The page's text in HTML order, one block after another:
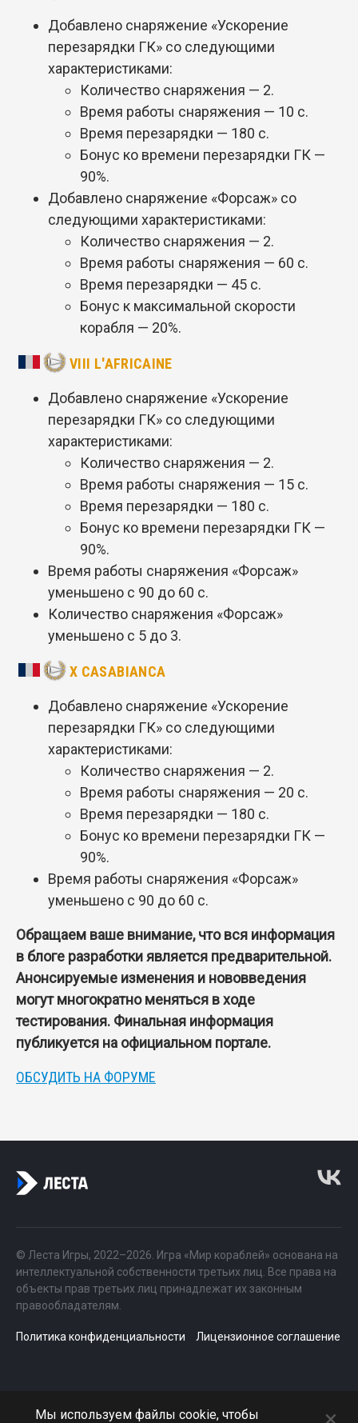
Добавлено снаряжение «Ускорение
перезарядки ГК» со следующими
характеристиками:
Количество снаряжения — 2.
Время работы снаряжения — 10 с.
Время перезарядки — 180 с.
Бонус ко времени перезарядки ГК —
90%.
Добавлено снаряжение «Форсаж» со
следующими характеристиками:
Количество снаряжения — 2.
Время работы снаряжения — 60 с.
Время перезарядки — 45 с.
Бонус к максимальной скорости
корабля — 20%.
VIII L'AFRICAINE
Добавлено снаряжение «Ускорение
перезарядки ГК» со следующими
характеристиками:
Количество снаряжения — 2.
Время работы снаряжения — 15 с.
Время перезарядки — 180 с.
Бонус ко времени перезарядки ГК —
90%.
Время работы снаряжения «Форсаж»
уменьшено с 90 до 60 с.
Количество снаряжения «Форсаж»
уменьшено с 5 до 3.
X CASABIANCA
Добавлено снаряжение «Ускорение
перезарядки ГК» со следующими
характеристиками:
Количество снаряжения — 2.
Время работы снаряжения — 20 с.
Время перезарядки — 180 с.
Бонус ко времени перезарядки ГК —
90%.
Время работы снаряжения «Форсаж»
уменьшено с 90 до 60 с.
Обращаем ваше внимание, что вся информация
в блоге разработки является предварительной.
Анонсируемые изменения и нововведения
могут многократно меняться в ходе
тестирования. Финальная информация
публикуется на официальном портале.
ОБСУДИТЬ НА ФОРУМЕ
© Леста Игры, 2022–2026. Игра «Мир кораблей» основана на
интеллектуальной собственности третьих лиц. Все права на
объекты прав третьих лиц принадлежат их законным
правообладателям.
Политика конфиденциальности Лицензионное соглашение
Мы используем файлы cookie, чтобы